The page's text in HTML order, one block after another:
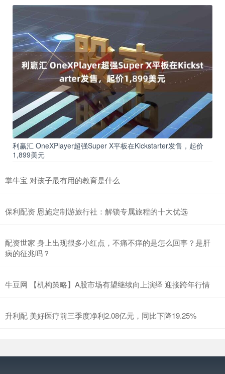
利赢汇 OneXPlayer超强Super X平板在Kickstarter发售，起价
1,899美元
掌牛宝 对孩子最有用的教育是什么
保利配资 恩施定制游旅行社：解锁专属旅程的十大优选
配资世家 身上出现很多小红点，不痛不痒的是怎么回事？是肝
病的征兆吗？
牛豆网 【机构策略】A股市场有望继续向上演绎 迎接跨年行情
升利配 美好医疗前三季度净利2.08亿元，同比下降19.25%